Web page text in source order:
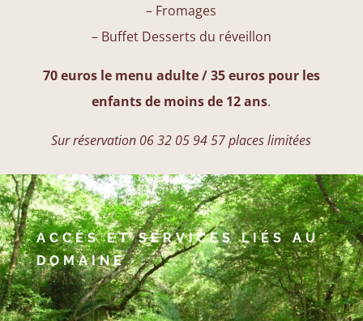
– Fromages
– Buffet Desserts du réveillon
70 euros le menu adulte / 35 euros pour les
enfants de moins de 12 ans.
Sur réservation 06 32 05 94 57 places limitées
ACCÈS ET SERVICES LIÉS AU
DOMAINE